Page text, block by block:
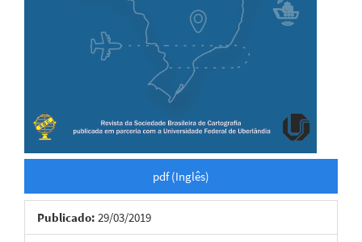
pdf (Inglês)
Publicado: 29/03/2019